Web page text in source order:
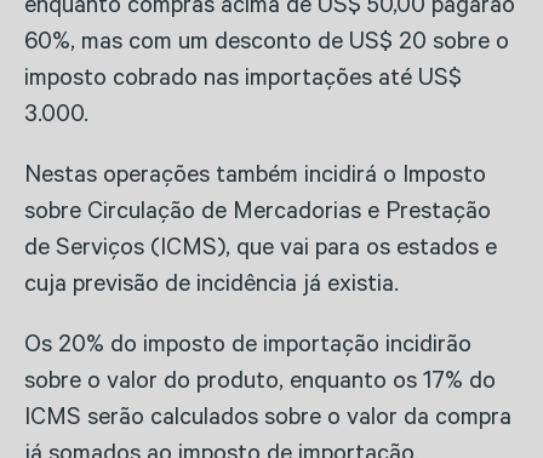
enquanto compras acima de US$ 50,00 pagarão
60%, mas com um desconto de US$ 20 sobre o
imposto cobrado nas importações até US$
3.000.
Nestas operações também incidirá o Imposto
sobre Circulação de Mercadorias e Prestação
de Serviços (ICMS), que vai para os estados e
cuja previsão de incidência já existia.
Os 20% do imposto de importação incidirão
sobre o valor do produto, enquanto os 17% do
ICMS serão calculados sobre o valor da compra